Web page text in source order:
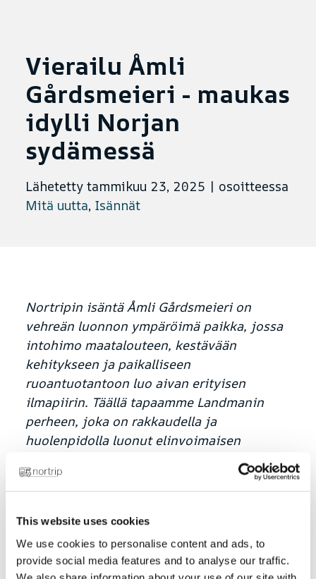
This website uses cookies
We use cookies to personalise content and ads, to
provide social media features and to analyse our traffic.
Vierailu Åmli
Gårdsmeieri - maukas
idylli Norjan
sydämessä
Lähetetty tammikuu 23, 2025 | osoitteessa
Mitä uutta, Isännät
Nortripin isäntä Åmli Gårdsmeieri on
vehreän luonnon ympäröimä paikka, jossa
intohimo maatalouteen, kestävään
kehitykseen ja paikalliseen
ruoantuotantoon luo aivan erityisen
ilmapiirin. Täällä tapaamme Landmanin
perheen, joka on rakkaudella ja
huolenpidolla luonut elinvoimaisen
maatilan, jossa keskitytään eläinten
hyvinvointiin ja paikallisiin makuihin.
herkut ja idyllinen ympäristö, joka odottaa
sinua Åmli Gårdsmeierissä!